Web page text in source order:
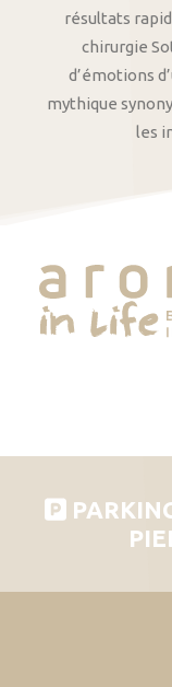
résultats
chirurgie
d’émotions
mythique
les